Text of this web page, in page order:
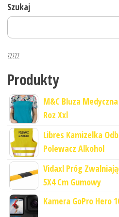
Szukaj
zzzzz
Produkty
M&C Bluza
Roz Xxl
Libres Kamizelka
Polewacz Alkohol
Vidaxl Próg
5X4 Cm Gumowy
Kamera GoPro Hero